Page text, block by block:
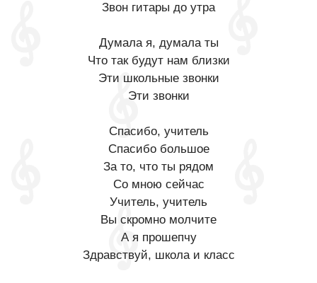
Звон гитары до утра
Думала я, думала ты
Что так будут нам близки
Эти школьные звонки
Эти звонки
Спасибо, учитель
Спасибо большое
За то, что ты рядом
Со мною сейчас
Учитель, учитель
Вы скромно молчите
А я прошепчу
Здравствуй, школа и класс